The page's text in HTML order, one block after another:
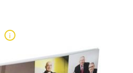
i